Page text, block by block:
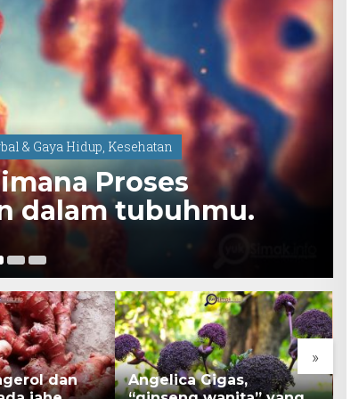
& Gaya Hidup, Kesehatan
Proses
dalam tubuhmu.
»
dan
Angelica Gigas,